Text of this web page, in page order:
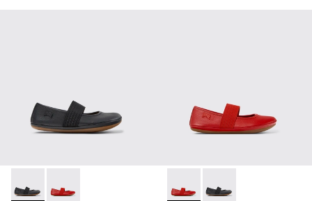
RIGHT - 80025-053 - รองเท้าบัลเลริน่าหนังสีดําสําหรับเด็ก
RIGHT - 80025-153 - Red Leather Ballerina for Kids.
Right - 80025-153 - Red
Right - 80025-053 -